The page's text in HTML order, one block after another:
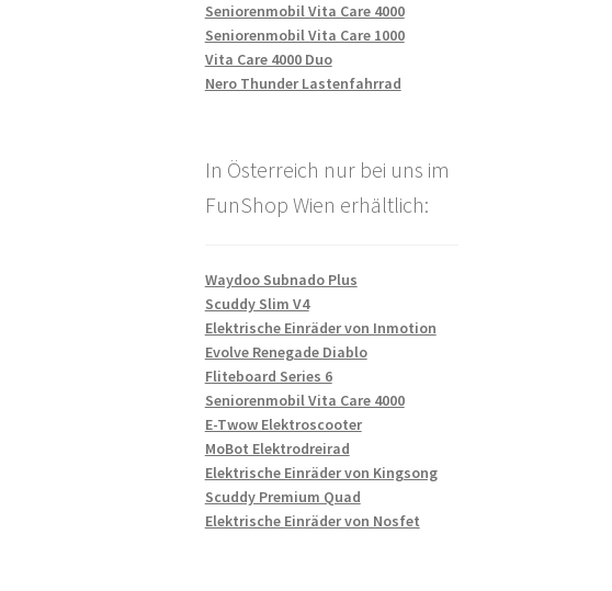
Seniorenmobil Vita Care 4000
Seniorenmobil Vita Care 1000
Vita Care 4000 Duo
Nero Thunder Lastenfahrrad
In Österreich nur bei uns im
FunShop Wien erhältlich:
Waydoo Subnado Plus
Scuddy Slim V4
Elektrische Einräder von Inmotion
Evolve Renegade Diablo
Fliteboard Series 6
Seniorenmobil Vita Care 4000
E-Twow Elektroscooter
MoBot Elektrodreirad
Elektrische Einräder von Kingsong
Scuddy Premium Quad
Elektrische Einräder von Nosfet